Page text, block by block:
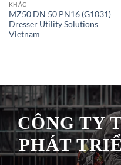
KHÁC
MZ50 DN 50 PN16 (G1031)
Dresser Utility Solutions
Vietnam
CÔNG TY
PHÁT